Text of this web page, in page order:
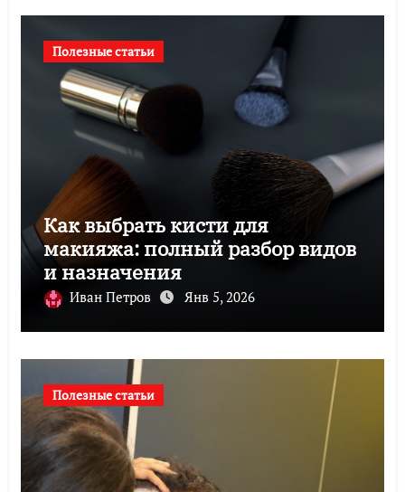
Полезные статьи
Как выбрать кисти для
макияжа: полный разбор видов
и назначения
Иван Петров Янв 5, 2026
Полезные статьи